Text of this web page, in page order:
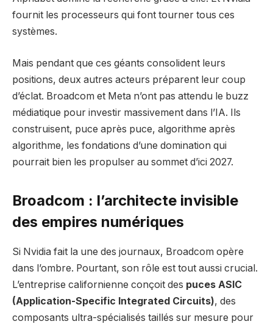
fournit les processeurs qui font tourner tous ces
systèmes.
Mais pendant que ces géants consolident leurs
positions, deux autres acteurs préparent leur coup
d’éclat. Broadcom et Meta n’ont pas attendu le buzz
médiatique pour investir massivement dans l’IA. Ils
construisent, puce après puce, algorithme après
algorithme, les fondations d’une domination qui
pourrait bien les propulser au sommet d’ici 2027.
Broadcom : l’architecte invisible
des empires numériques
Si Nvidia fait la une des journaux, Broadcom opère
dans l’ombre. Pourtant, son rôle est tout aussi crucial.
L’entreprise californienne conçoit des puces ASIC
(Application-Specific Integrated Circuits), des
composants ultra-spécialisés taillés sur mesure pour